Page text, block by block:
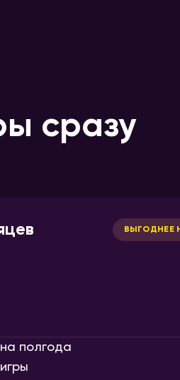
сразу
ВЫГОДНЕЕ
полгода